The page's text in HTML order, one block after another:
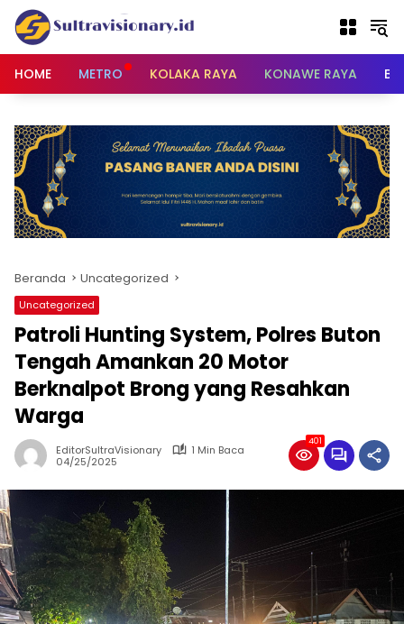
Langsung
konten
HOME
METRO KOLAKA RAYA KONAWE RAYA
Beranda Uncategorized
Uncategorized
Patroli Hunting System, Polres Buton
Tengah Amankan 20 Motor
Berknalpot Brong yang Resahkan
Warga
EditorSultraVisionary
1 Min Baca
04/25/2025
401